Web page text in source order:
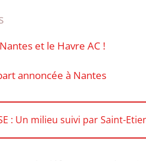
et le Havre AC !
annoncée à Nantes
: Un milieu suivi par Saint-